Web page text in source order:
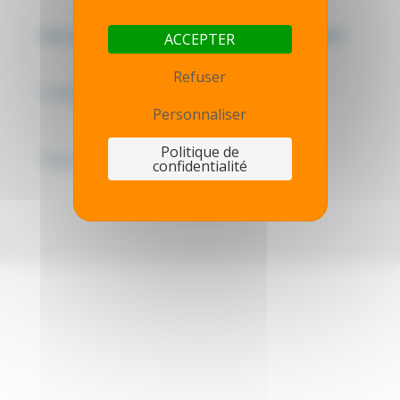
Mentions légales - Politique de confidentialité
ACCEPTER
Refuser
Personnaliser
Politique de
confidentialité